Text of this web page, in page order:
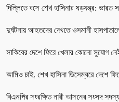
দিল্লিতে বসে শেখ হাসিনার ষড়যন্ত্র: ভারত
দুর্ঘটনায় আহতদের দেখতে ওসমানী
সাকিবের দেশে ফিরে খেলার কোনো সুযোগ
আমিও চাই, শেখ হাসিনা ডিসেম্বরে দেশে
বিএনপির সংরক্ষিত নারী আসনের সংসদ